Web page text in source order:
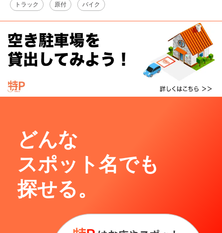
トラック 原付 バイク
どんな
スポット名でも
探せる。